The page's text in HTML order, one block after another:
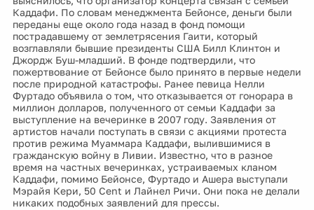
Каддафи. По словам менеджмента Бейонсе, деньги были
переданы еще около года назад в фонд помощи
пострадавшему от землетрясения Гаити, который
возглавляли бывшие президенты США Билл Клинтон и
Джордж Буш-младший. В фонде подтвердили, что
пожертвование от Бейонсе было принято в первые недели
после природной катастрофы. Ранее певица Нелли
Фуртадо объявила о том, что отказывается от гонорара в
миллион долларов, полученного от семьи Каддафи за
выступление на вечеринке в 2007 году. Заявления от
артистов начали поступать в связи с акциями протеста
против режима Муаммара Каддафи, вылившимися в
гражданскую войну в Ливии. Известно, что в разное
время на частных вечеринках, устраиваемых кланом
Каддафи, помимо Бейонсе, Фуртадо и Ашера выступали
Мэрайя Кери, 50 Cent и Лайнел Ричи. Они пока не делали
никаких подобных заявлений для прессы.